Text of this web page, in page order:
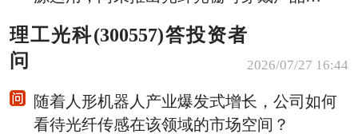
理工光科(300557)答投资者
问
2026/07/27 16:44
随着人形机器人产业爆发式增长，公司如何
看待光纤传感在该领域的市场空间？